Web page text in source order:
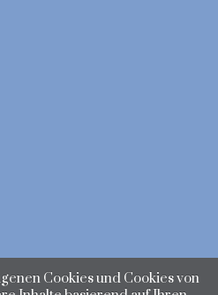
Cookies und Cookies von